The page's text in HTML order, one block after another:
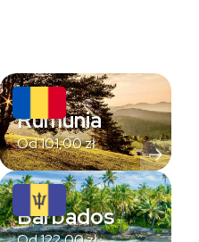
Rumunia
Od101,00zł
Barbados